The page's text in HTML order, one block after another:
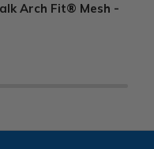
Arch Fit® Mesh -